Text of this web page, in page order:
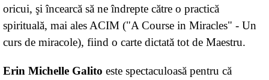
oricui, şi încearcă să ne îndrepte către o practică
spirituală, mai ales ACIM ("A Course in Miracles" - Un
curs de miracole), fiind o carte dictată tot de Maestru.
Erin Michelle Galito este spectaculoasă pentru că